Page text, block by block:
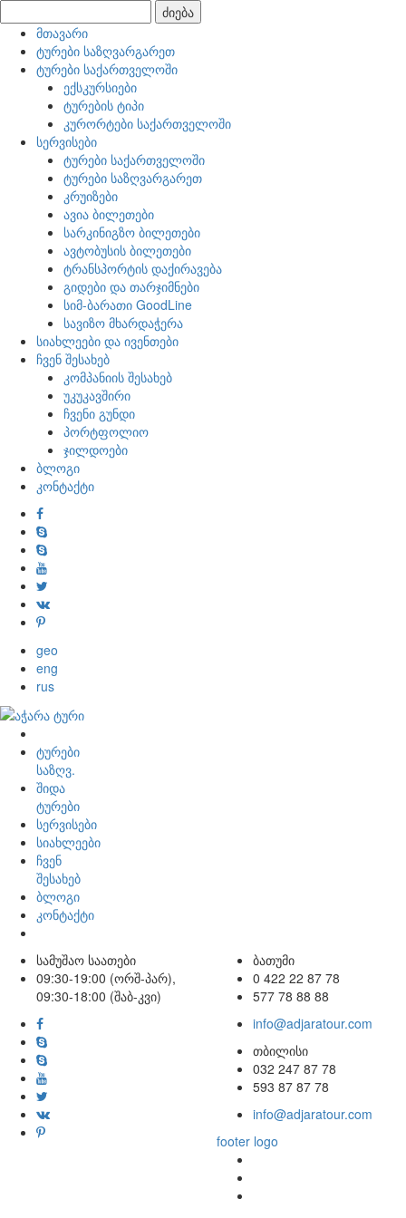
ძიება
მთავარი
ტურები საზღვარგარეთ
ტურები საქართველოში
ექსკურსიები
ტურების ტიპი
კურორტები საქართველოში
სერვისები
ტურები საქართველოში
ტურები საზღვარგარეთ
კრუიზები
ავია ბილეთები
სარკინიგზო ბილეთები
ავტობუსის ბილეთები
ტრანსპორტის დაქირავება
გიდები და თარჯიმნები
სიმ-ბარათი GoodLine
სავიზო მხარდაჭერა
სიახლეები და ივენთები
ჩვენ შესახებ
კომპანიის შესახებ
უკუკავშირი
ჩვენი გუნდი
პორტფოლიო
ჯილდოები
ბლოგი
კონტაქტი
geo
eng
rus
ტურები
საზღვ.
შიდა
ტურები
სერვისები
სიახლეები
ჩვენ
შესახებ
ბლოგი
კონტაქტი
სამუშაო საათები
09:30-19:00 (ორშ-პარ),
09:30-18:00 (შაბ-კვი)
ბათუმი
0 422 22 87 78
577 78 88 88
info@adjaratour.com
თბილისი
032 247 87 78
593 87 87 78
info@adjaratour.com
footer logo